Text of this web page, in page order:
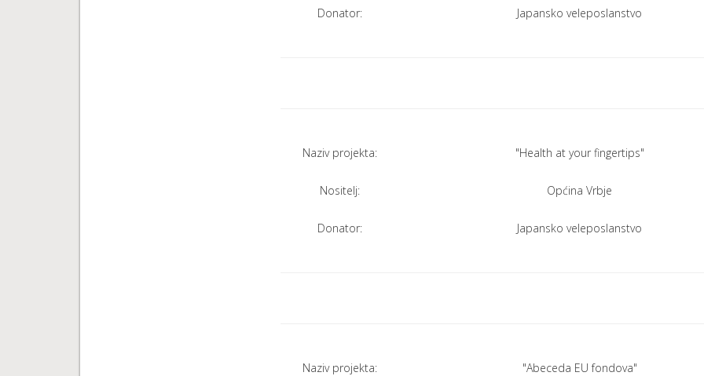
Donator: Japansko veleposlanstvo
Naziv projekta: "Health at your fingertips"
Nositelj: Općina Vrbje
Donator: Japansko veleposlanstvo
Naziv projekta: "Abeceda EU fondova"